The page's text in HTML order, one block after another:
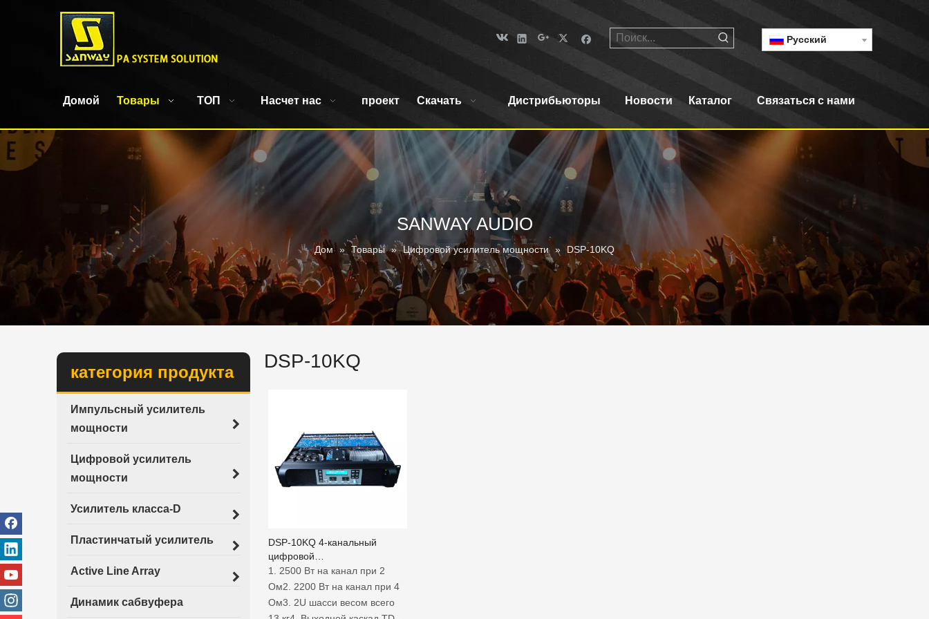
Pусский
Домой Товары ТОП Насчет нас проект Скачать Дистрибьюторы Новости Каталог Связаться с нами
SANWAY AUDIO
Дом » Товары » Цифровой усилитель мощности » DSP-10KQ
категория продукта
Импульсный усилитель
мощности
Цифровой усилитель
мощности
Усилитель класса-D
Пластинчатый усилитель
Active Line Array
Динамик сабвуфера
DSP-10KQ
DSP-10KQ 4-канальный
цифровой
профессиональный
усилитель мощности DSP
1. 2500 Вт на канал при 2
Ом2. 2200 Вт на канал при 4
Ом3. 2U шасси весом всего